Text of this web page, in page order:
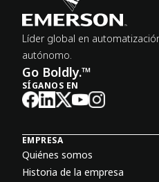
Líder global en
autónomo.
Go Boldly.™
SÍGANOS EN
EMPRESA
Quiénes somos
Historia de la empresa